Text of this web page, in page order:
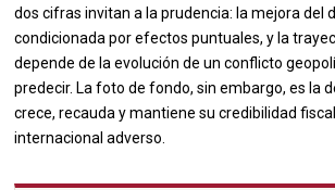
dos cifras invitan a la prudencia: la mejora del
condicionada por efectos puntuales, y la
depende de la evolución de un conflicto
predecir. La foto de fondo, sin embargo, es la
crece, recauda y mantiene su credibilidad
internacional adverso.